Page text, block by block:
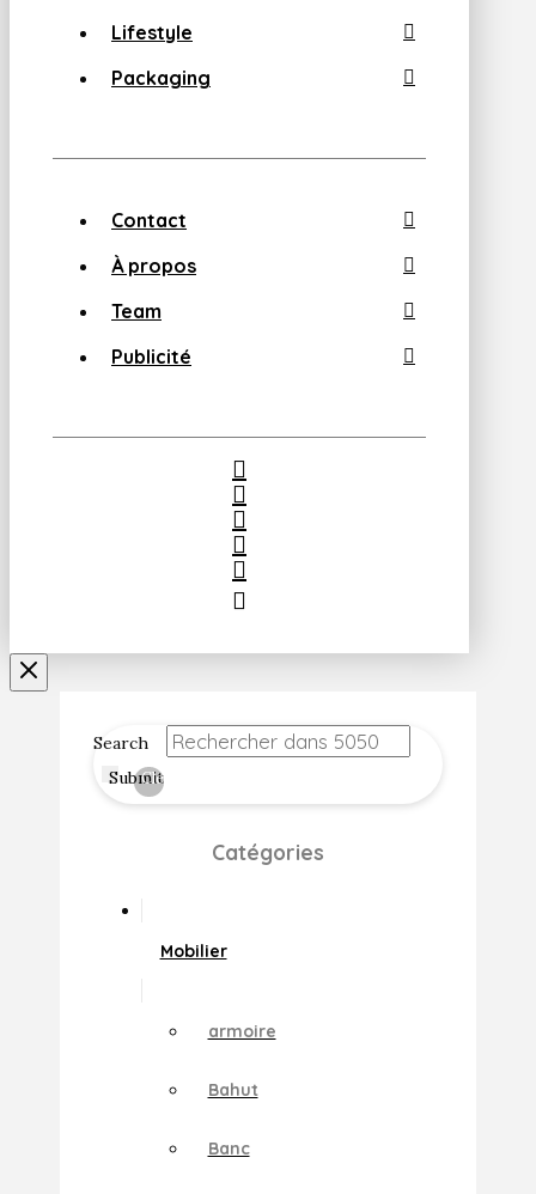
Lifestyle
Packaging
Contact
À propos
Team
Publicité
Search
Submit
Clear
Catégories
Mobilier
armoire
Bahut
Banc